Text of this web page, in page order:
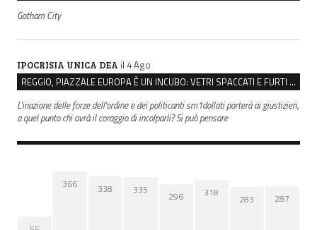
Gotham City
IPOCRISIA UNICA DEA il 4 Ago
REGGIO, PIAZZALE EUROPA È UN INCUBO: VETRI SPACCATI E FURTI SULLE AUTO IN SOSTA
L'inazione delle forze dell'ordine e dei politicanti sm1dollati porterà ai giustizieri,
a quel punto chi avrà il coraggio di incolparli? Si può pensare
366 338 335
296 318 283 287